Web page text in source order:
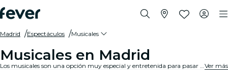
Madrid Espectáculos Musicales
Musicales en Madrid
Los musicales son una opción muy especial y entretenida para pasar una noche inolvidable en Madrid. Si te gusta la música y el teatro, no puedes dejar de visitar alguno de estos espectáculos.Ver más